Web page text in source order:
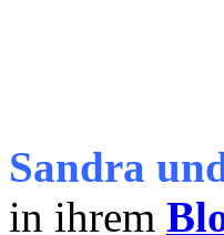
Sandra
in ihrem